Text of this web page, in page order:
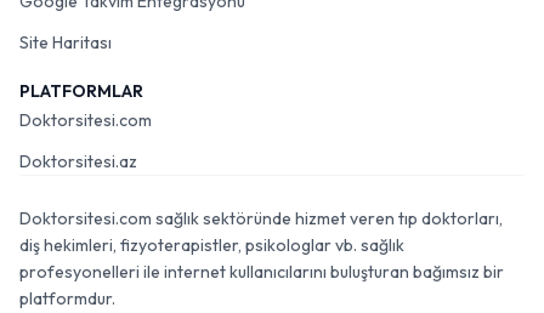
Site Haritası
PLATFORMLAR
Doktorsitesi.com
Doktorsitesi.az
Doktorsitesi.com sağlık sektöründe hizmet veren tıp doktorları,
diş hekimleri, fizyoterapistler, psikologlar vb. sağlık
profesyonelleri ile internet kullanıcılarını buluşturan bağımsız bir
platformdur.